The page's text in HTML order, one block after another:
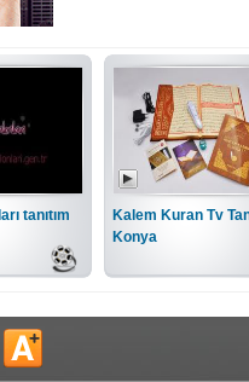
tanıtım
Kalem Kuran Tv
Konya